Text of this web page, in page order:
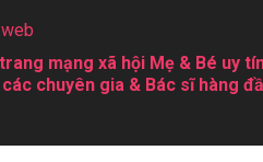
mạng xã hội Mẹ & Bé uy
chuyên gia & Bác sĩ hàng